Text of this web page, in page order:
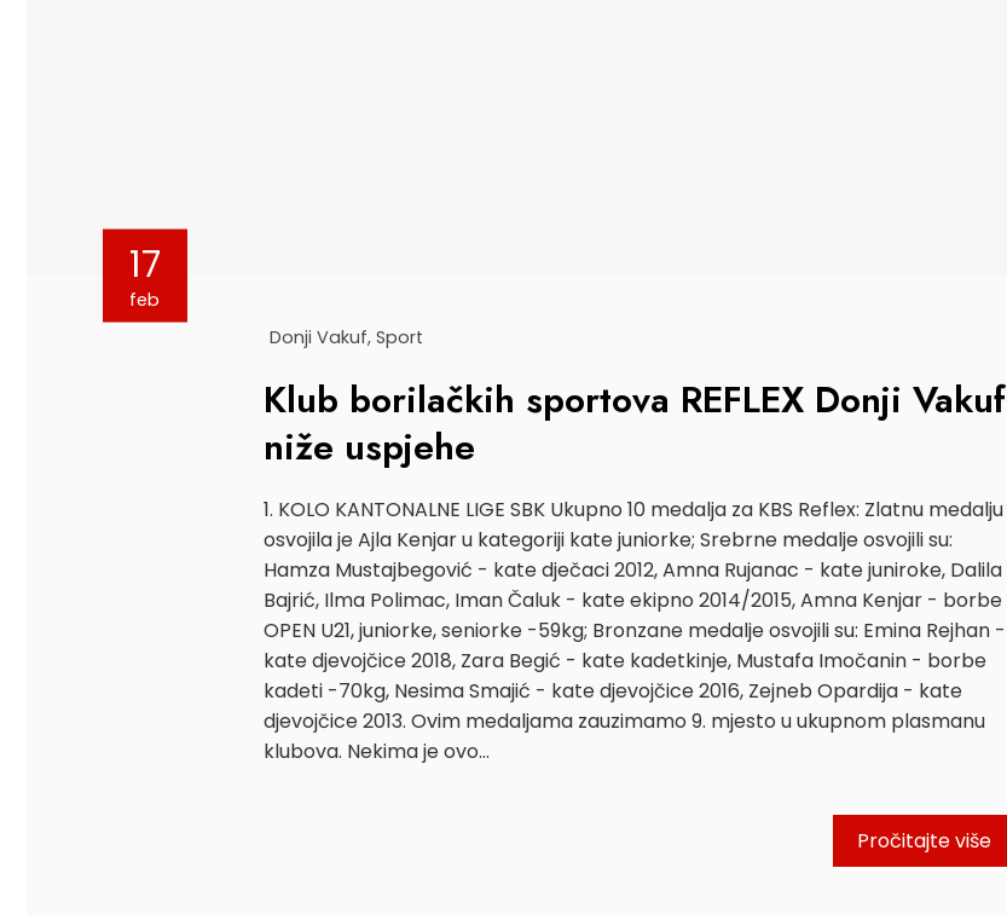
17
feb
Donji Vakuf, Sport
Klub borilačkih sportova REFLEX Donji Vakuf
niže uspjehe
1. KOLO KANTONALNE LIGE SBK Ukupno 10 medalja za KBS Reflex: Zlatnu medalju
osvojila je Ajla Kenjar u kategoriji kate juniorke; Srebrne medalje osvojili su:
Hamza Mustajbegović - kate dječaci 2012, Amna Rujanac - kate juniroke, Dalila
Bajrić, Ilma Polimac, Iman Čaluk - kate ekipno 2014/2015, Amna Kenjar - borbe
OPEN U21, juniorke, seniorke -59kg; Bronzane medalje osvojili su: Emina Rejhan -
kate djevojčice 2018, Zara Begić - kate kadetkinje, Mustafa Imočanin - borbe
kadeti -70kg, Nesima Smajić - kate djevojčice 2016, Zejneb Opardija - kate
djevojčice 2013. Ovim medaljama zauzimamo 9. mjesto u ukupnom plasmanu
klubova. Nekima je ovo…
Pročitajte više